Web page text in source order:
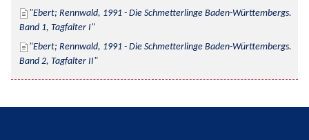
Ebert; Rennwald, 1991 - Die Schmetterlinge Baden-Württembergs.
Band 1, Tagfalter I
Ebert; Rennwald, 1991 - Die Schmetterlinge Baden-Württembergs.
Band 2, Tagfalter II